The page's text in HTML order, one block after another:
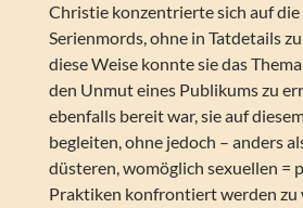
Christie konzentrierte sich auf die
Serienmords, ohne in Tatdetails
diese Weise konnte sie das
den Unmut eines Publikums zu
ebenfalls bereit war, sie auf
begleiten, ohne jedoch – anders
düsteren, womöglich sexuellen =
Praktiken konfrontiert werden zu